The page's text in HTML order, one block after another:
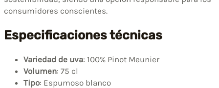
consumidores conscientes.
Especificaciones técnicas
Variedad de uva: 100% Pinot Meunier
Volumen: 75 cl
Tipo: Espumoso blanco